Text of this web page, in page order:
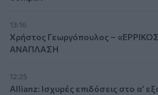
13:16
Χρήστος Γεωργόπουλος –
ΑΝΑΠΛΑΣΗ
12:25
Allianz: Ισχυρές επιδόσεις στο α’